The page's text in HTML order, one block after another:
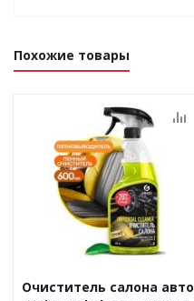
Похожие товары
Очиститель салона авто